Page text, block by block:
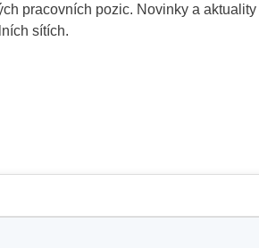
pracovních pozic. Novinky a aktuality
sítích.